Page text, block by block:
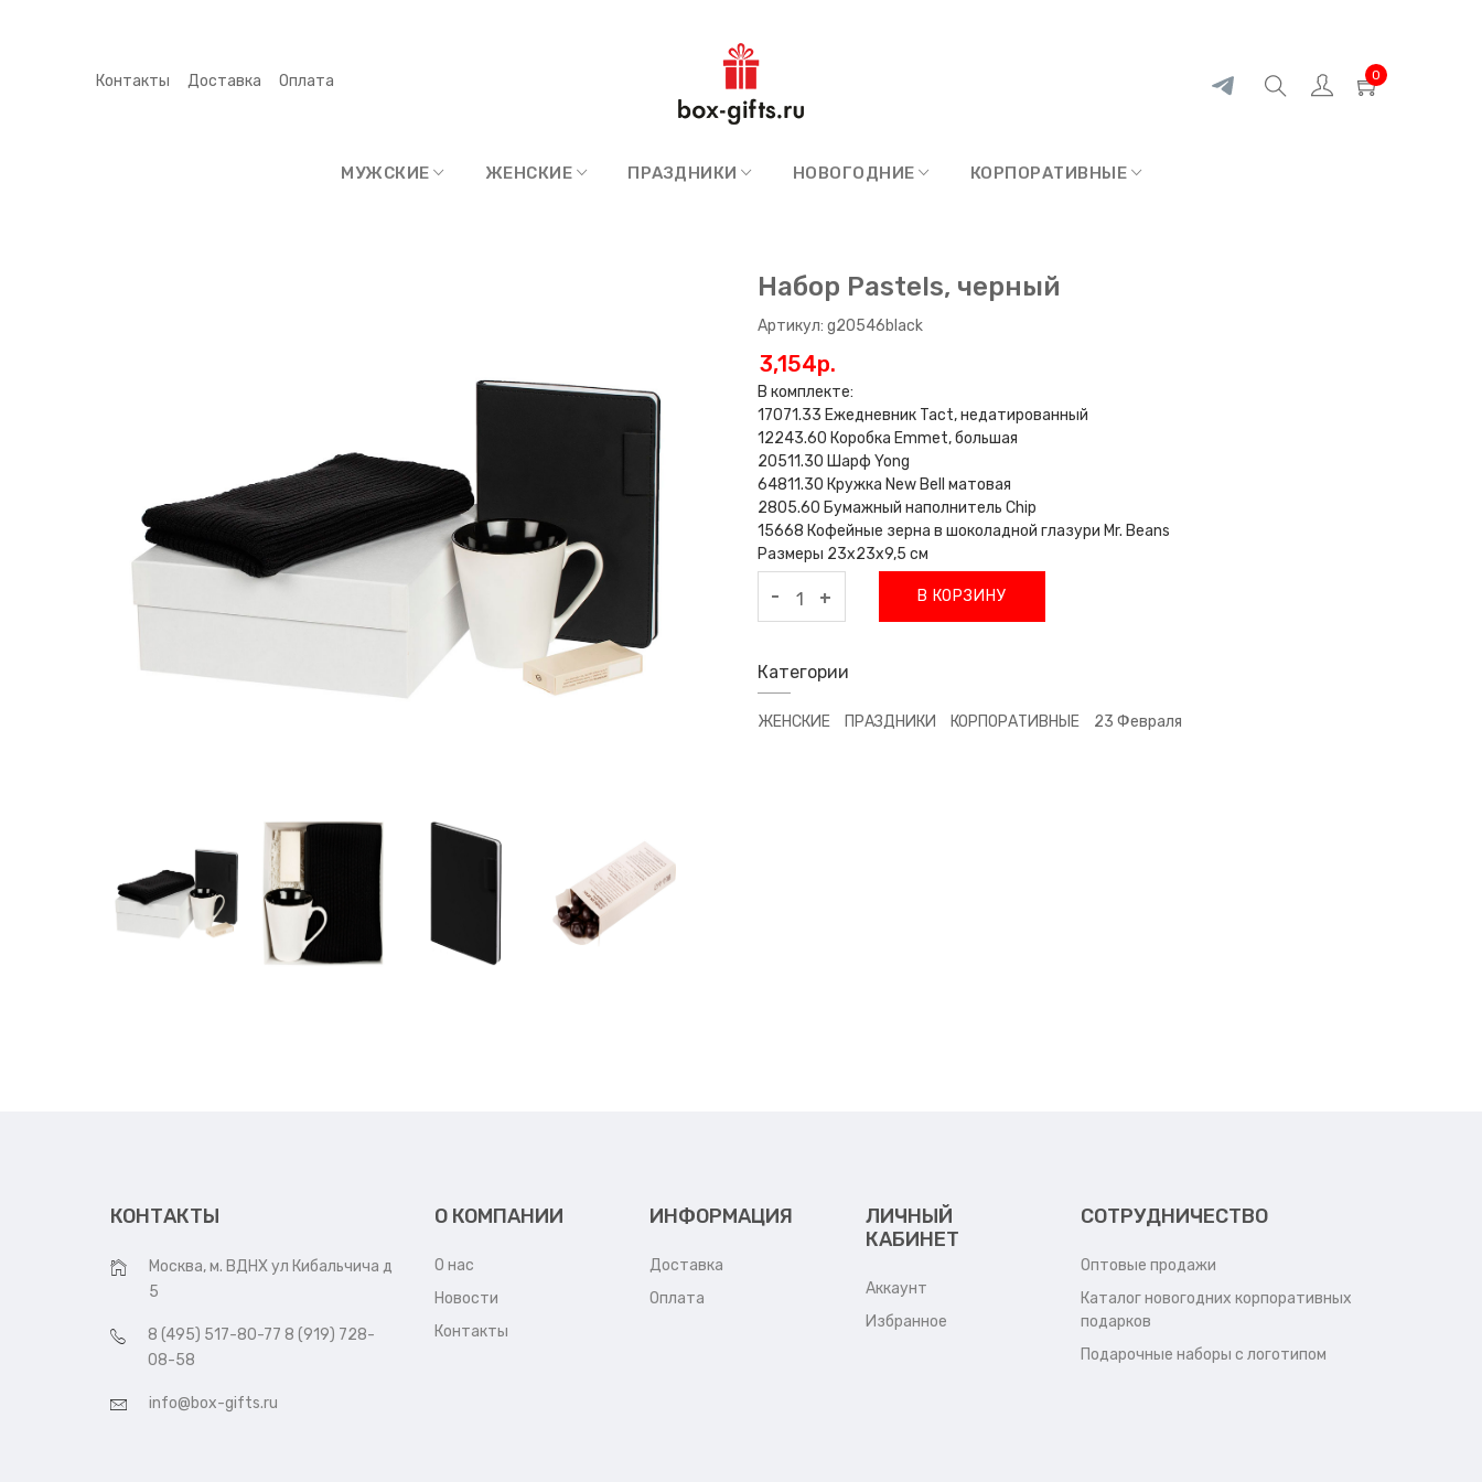
Контакты Доставка Оплата
МУЖСКИЕ ЖЕНСКИЕ ПРАЗДНИКИ НОВОГОДНИЕ КОРПОРАТИВНЫЕ
0
Набор Pastels, черный
Артикул: g20546black
3,154p.
В комплекте:
17071.33 Ежедневник Tact, недатированный
12243.60 Коробка Emmet, большая
20511.30 Шарф Yong
64811.30 Кружка New Bell матовая
2805.60 Бумажный наполнитель Chip
15668 Кофейные зерна в шоколадной глазури Mr. Beans
Размеры 23х23х9,5 см
- + В КОРЗИНУ
Категории
ЖЕНСКИЕ ПРАЗДНИКИ КОРПОРАТИВНЫЕ 23 Февраля
КОНТАКТЫ
Москва, м. ВДНХ ул Кибальчича д
5
8 (495) 517-80-77 8 (919) 728-
08-58
info@box-gifts.ru
О КОМПАНИИ
О нас
Новости
Контакты
ИНФОРМАЦИЯ
Доставка
Оплата
ЛИЧНЫЙ
КАБИНЕТ
Аккаунт
Избранное
СОТРУДНИЧЕСТВО
Оптовые продажи
Каталог новогодних корпоративных
подарков
Подарочные наборы с логотипом